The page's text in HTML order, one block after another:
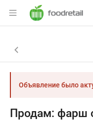
Раздел
Объявление:
Навигация и
Назад к списку
Объявление было
Продам: фарш